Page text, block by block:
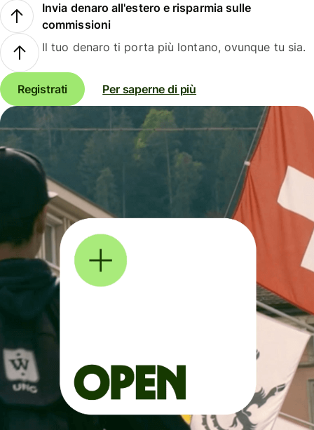
Invia denaro all'estero e risparmia sulle
commissioni
Il tuo denaro ti porta più lontano, ovunque tu sia.
Registrati Per saperne di più